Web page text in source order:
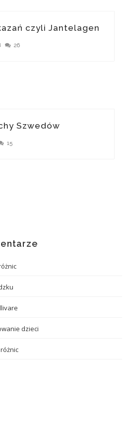
czyli Jantelagen
26
Szwedów
15
dzieci